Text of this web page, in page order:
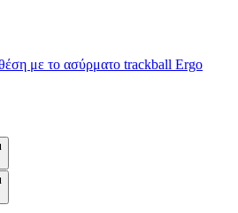
θέση με το ασύρματο trackball Ergo